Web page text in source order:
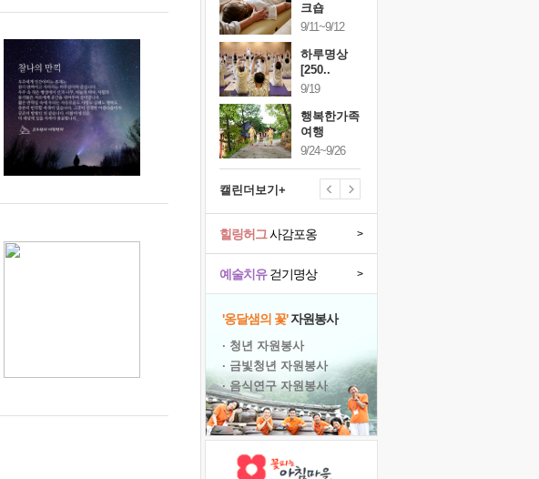
크숍
9/11~9/12
하루명상
[250..
9/19
행복한가족
여행
9/24~9/26
캘린더보기+
예술치유걷기명상 >
힐링허그사감포옹 >
'옹달샘의 꽃'자원봉사
· 청년 자원봉사
· 금빛청년 자원봉사
· 음식연구 자원봉사